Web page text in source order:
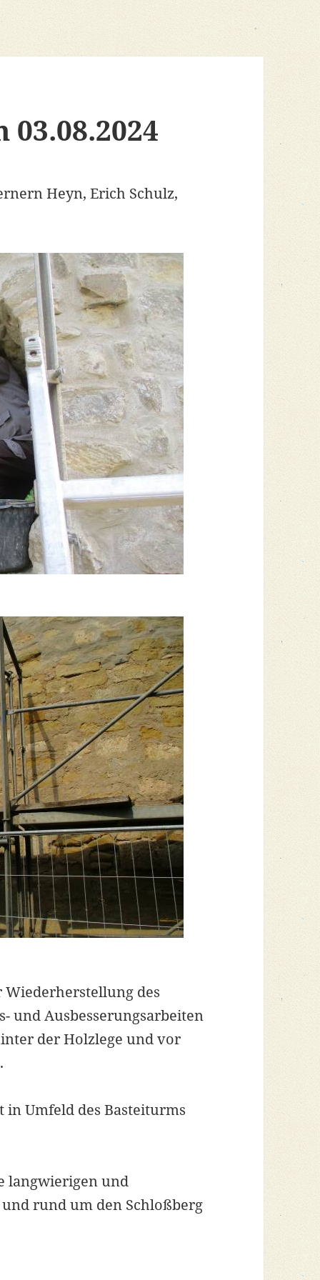
Heyn, Erich Schulz,
des
und Ausbesserungsarbeiten
der Holzlege und vor
Umfeld des Basteiturms
langwierigen und
rund um den Schloßberg